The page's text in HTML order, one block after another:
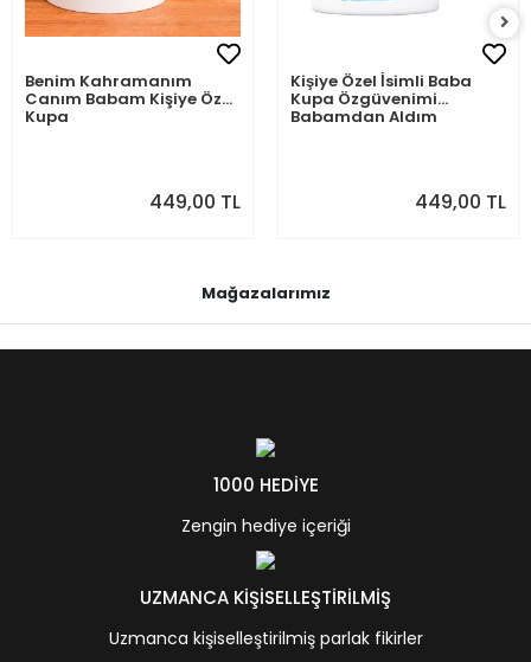
Benim Kahramanım
Canım Babam Kişiye Özel
Kupa
449,00 TL
Kişiye Özel İsimli Baba
Kupa Özgüvenimi
Babamdan Aldım
449,00 TL
Mağazalarımız
1000 HEDİYE
Zengin hediye içeriği
UZMANCA KİŞİSELLEŞTİRİLMİŞ
Uzmanca kişiselleştirilmiş parlak fikirler